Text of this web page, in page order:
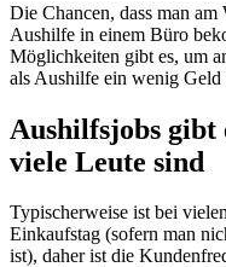
Die Chancen, dass man
Aushilfe in einem Büro
Möglichkeiten gibt es, um
als Aushilfe ein wenig Geld
Aushilfsjobs gibt
viele Leute sind
Typischerweise ist bei
Einkaufstag (sofern man
ist), daher ist die